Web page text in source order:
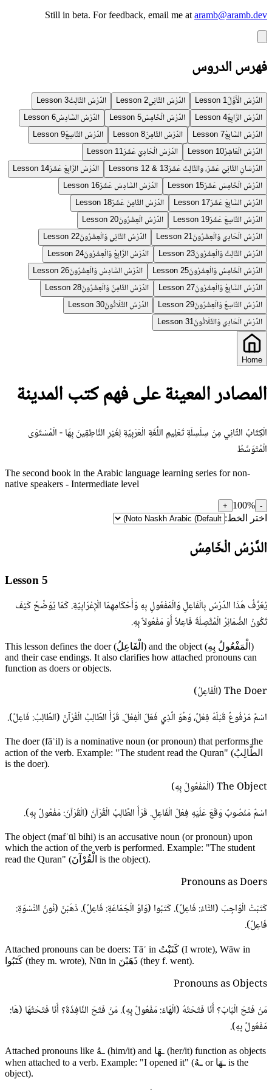
Still in beta. For feedback, email me at aramb@aramb.dev
فهرس الدروس
الدَّرْسُ الْأَوَّلُ Lesson 1 الدَّرْسُ الثَّانِيLesson 2 الدَّرْسُ الثَّالِثُLesson 3
الدَّرْسُ الرَّابِعُLesson 4 الدَّرْسُ الْخَامِسُLesson 5 الدَّرْسُ السَّادِسُLesson 6
الدَّرْسُ السَّابِعُLesson 7 الدَّرْسُ الثَّامِنُLesson 8 الدَّرْسُ التَّاسِعُLesson 9
الدَّرْسُ الْعَاشِرُLesson 10 الدَّرْسُ الْحَادِيَ عَشَرَ Lesson 11
الدَّرْسَانِ الثَّانِيَ عَشَرَ، والثَّالِثَ عَشَرَLessons 12 & 13 الدَّرْسُ الرَّابِعَ عَشَرَLesson 14
الدَّرْسُ الْخَامِسَ عَشَرَLesson 15 الدَّرْسُ السَّادِسَ عَشَرَLesson 16
الدَّرْسُ السَّابِعَ عَشَرَLesson 17 الدَّرْسُ الثَّامِنَ عَشَرَLesson 18
الدَّرْسُ التَّاسِعَ عَشَرَLesson 19 الدَّرْسُ الْعِشْرُونَLesson 20
الدَّرْسُ الْحَادِي وَالْعِشْرُونَ Lesson 21 الدَّرْسُ الثَّانِي وَالْعِشْرُونَLesson 22
الدَّرْسُ الثَّالِثُ وَالْعِشْرُونَLesson 23 الدَّرْسُ الرَّابِعُ وَالْعِشْرُونَLesson 24
الدَّرْسُ الْخَامِسُ وَالْعِشْرُونَLesson 25 الدَّرْسُ السَّادِسُ وَالْعِشْرُونَLesson 26
الدَّرْسُ السَّابِعُ وَالْعِشْرُونَLesson 27 الدَّرْسُ الثَّامِنُ وَالْعِشْرُونَLesson 28
الدَّرْسُ التَّاسِعُ وَالْعِشْرُونَLesson 29 الدَّرْسُ الثَّلَاثُونَLesson 30
الدَّرْسُ الْحَادِي وَالثَّلَاثُونَ Lesson 31
Home
المصادر المعينة على فهم كتب المدينة
الْكِتَابُ الثَّانِي مِنْ سِلْسِلَةِ تَعْلِيمِ اللُّغَةِ الْعَرَبِيَّةِ لِغَيْرِ النَّاطِقِينَ بِهَا - الْمُسْتَوَى
الْمُتَوَسِّطُ
The second book in the Arabic language learning series for non-
native speakers - Intermediate level
-
100%
+
اختر الخط:
الدَّرْسُ الْخَامِسُ
Lesson 5
يُعَرِّفُ هَذَا الدَّرْسُ بِالْفَاعِلِ وَالْمَفْعُولِ بِهِ وَأَحْكَامِهِمَا الْإِعْرَابِيَّةِ. كَمَا يُوَضِّحُ كَيْفَ
تَكُونُ الضَّمَائِرُ الْمُتَّصِلَةُ فَاعِلاً أَوْ مَفْعُولاً بِهِ.
This lesson defines the doer (الْفَاعِلُ) and the object (الْمَفْعُولُ بِهِ)
and their case endings. It also clarifies how attached pronouns can
function as doers or objects.
The Doer (الْفَاعِلُ)
اسْمٌ مَرْفُوعٌ قَبْلَهُ فِعْلٌ، وَهُوَ الَّذِي فَعَلَ الْفِعْلَ. قَرَأَ الطَّالِبُ الْقُرْآنَ (الطَّالِبُ: فَاعِلٌ).
The doer (fāʿil) is a nominative noun (or pronoun) that performs the
action of the verb. Example: "The student read the Quran" (الطَّالِبُ
is the doer).
The Object (الْمَفْعُولُ بِهِ)
اسْمٌ مَنْصُوبٌ وَقَعَ عَلَيْهِ فِعْلُ الْفَاعِلِ. قَرَأَ الطَّالِبُ الْقُرْآنَ (الْقُرْآنَ: مَفْعُولٌ بِهِ).
The object (mafʿūl bihi) is an accusative noun (or pronoun) upon
which the action of the verb is performed. Example: "The student
read the Quran" (الْقُرْآنَ is the object).
Pronouns as Doers
كَتَبْتُ الْوَاجِبَ (التَّاءُ: فَاعِلٌ). كَتَبُوا (وَاوُ الْجَمَاعَةِ: فَاعِلٌ). ذَهَبْنَ (نُونُ النِّسْوَةِ:
فَاعِلٌ).
Attached pronouns can be doers: Tāʾ in كَتَبْتُ (I wrote), Wāw in
كَتَبُوا (they m. wrote), Nūn in ذَهَبْنَ (they f. went).
Pronouns as Objects
مَنْ فَتَحَ الْبَابَ؟ أَنَا فَتَحْتُهُ (الْهَاءُ: مَفْعُولٌ بِهِ). مَنْ فَتَحَ النَّافِذَةَ؟ أَنَا فَتَحْتُهَا (هَا:
مَفْعُولٌ بِهِ).
Attached pronouns like ـهُ (him/it) and ـهَا (her/it) function as objects
when attached to a verb. Example: "I opened it" (ـهُ or ـهَا is the
object).